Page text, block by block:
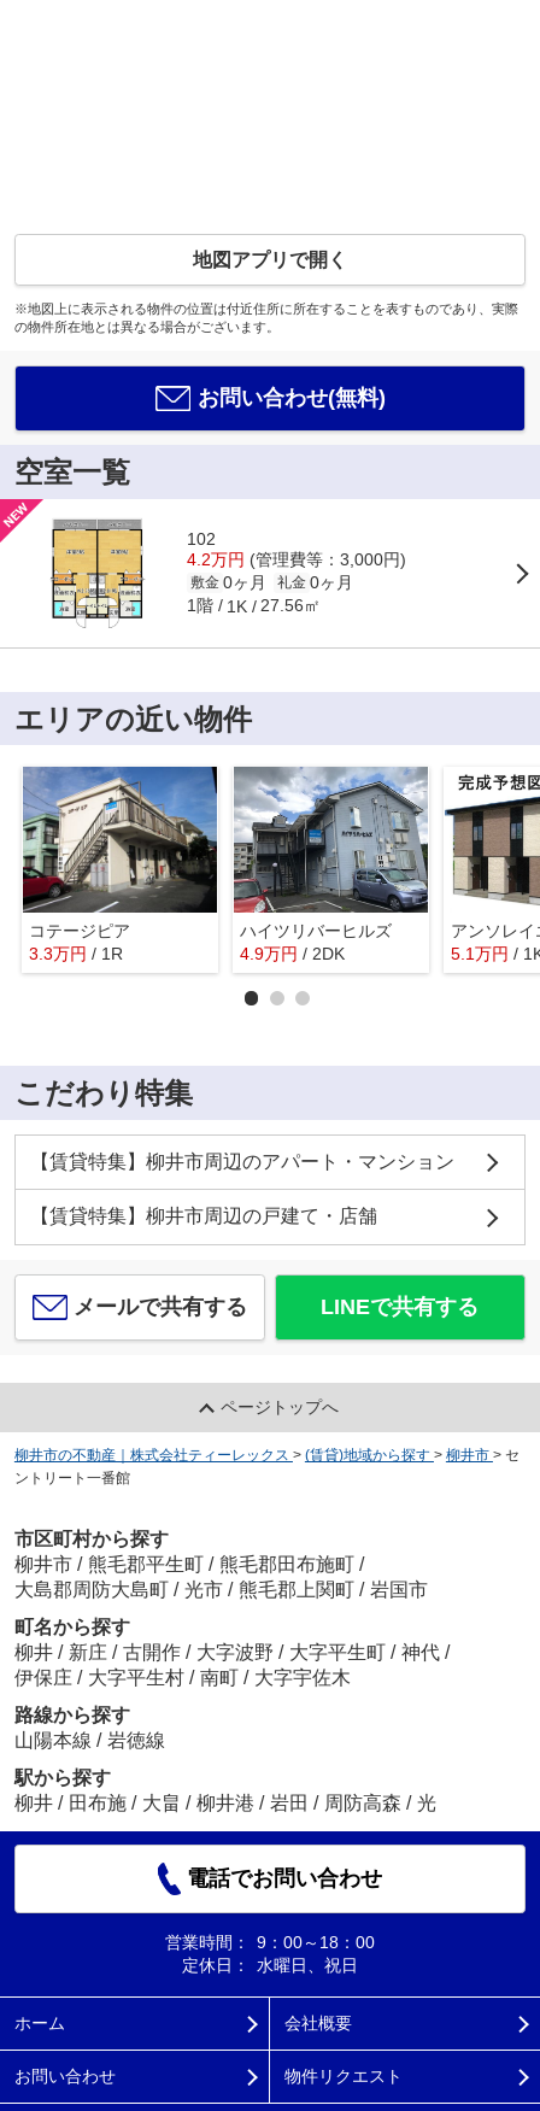
地図アプリで開く
※地図上に表示される物件の位置は付近住所に所在することを表すものであり、実際
の物件所在地とは異なる場合がございます。
お問い合わせ(無料)
空室一覧
102
4.2万円 (管理費等：3,000円)
敷金 0ヶ月 礼金 0ヶ月
1階 1K 27.56㎡
エリアの近い物件
コテージピア
3.3万円 / 1R
ハイツリバーヒルズ
4.9万円 / 2DK 5.1万円 /
こだわり特集
【賃貸特集】柳井市周辺のアパート・マンション
【賃貸特集】柳井市周辺の戸建て・店舗
メールで共有する LINEで共有する
ページトップへ
柳井市の不動産｜株式会社ティーレックス > (賃貸)地域から探す > 柳井市 > セ
ントリート一番館
市区町村から探す
柳井市 / 熊毛郡平生町 / 熊毛郡田布施町 /
大島郡周防大島町 / 光市 / 熊毛郡上関町 / 岩国市
町名から探す
柳井 / 新庄 / 古開作 / 大字波野 / 大字平生町 / 神代 /
伊保庄 / 大字平生村 / 南町 / 大字宇佐木
路線から探す
山陽本線 / 岩徳線
駅から探す
柳井 / 田布施 / 大畠 / 柳井港 / 岩田 / 周防高森 / 光
電話でお問い合わせ
営業時間：
9：00～18：00
定休日：
水曜日、祝日
ホーム 会社概要
お問い合わせ 物件リクエスト